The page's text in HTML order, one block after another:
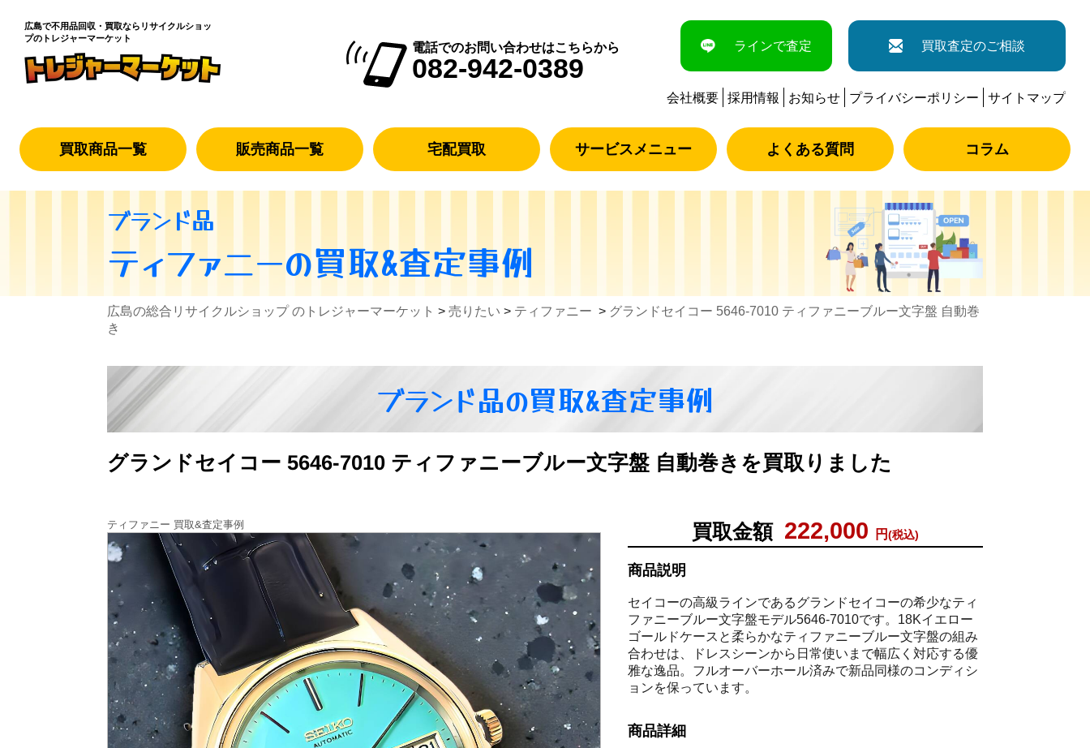
広島で不用品回収・買取なら リサイクルショッ
プのトレジャーマーケット
電話でのお問い合わせはこちらから
082-942-0389
ラインで査定 買取査定のご相談
会社概要 採用情報 お知らせ プライバシーポリシー サイトマップ
買取商品一覧 販売商品一覧 宅配買取 サービスメニュー よくある質問 コラム
ブランド品
ティファニーの買取&査定事例
広島の総合リサイクルショップ のトレジャーマーケット > 売りたい > ティファニー > グランドセイコー 5646-7010 ティファニーブルー文字盤 自動巻
き
ブランド品の買取&査定事例
グランドセイコー 5646-7010 ティファニーブルー文字盤 自動巻きを買取りました
買取金額 222,000 円(税込)
商品説明
セイコーの高級ラインであるグランドセイコーの希少なティ
ファニーブルー文字盤モデル5646-7010です。18Kイエロー
ゴールドケースと柔らかなティファニーブルー文字盤の組み
合わせは、ドレスシーンから日常使いまで幅広く対応する優
雅な逸品。フルオーバーホール済みで新品同様のコンディシ
ョンを保っています。
商品詳細
ティファニー 買取&査定事例